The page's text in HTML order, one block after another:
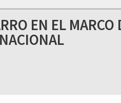
EN EL MARCO